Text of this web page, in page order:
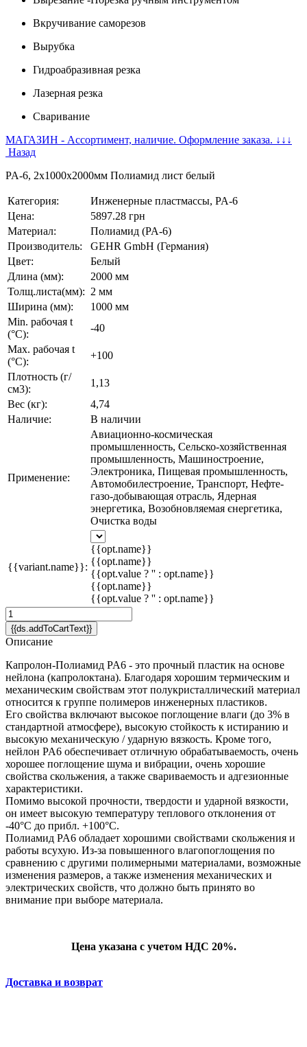
Вкручивание саморезов
Вырубка
Гидроабразивная резка
Лазерная резка
Сваривание
МАГАЗИН - Ассортимент, наличие. Оформление заказа. ↓↓↓
Назад
PA-6, 2х1000х2000мм Полиамид лист белый
Категория:
Инженерные пластмассы, PA-6
Цена:
5897.28 грн
Материал:
Полиамид (PA-6)
Производитель:
GEHR GmbH (Германия)
Цвет:
Белый
Длина (мм):
2000 мм
Толщ.листа(мм): 2 мм
Ширина (мм):
1000 мм
Min. рабочая t
(°C):
-40
Max. рабочая t
(°C):
+100
Плотность (г/
см3):
1,13
Вес (кг):
4,74
Наличие:
В наличии
Применение:
Авиационно-космическая
промышленность, Сельско-хозяйственная
промышленность, Машиностроение,
Электроника, Пищевая промышленность,
Автомобилестроение, Транспорт, Нефте-
газо-добывающая отрасль, Ядерная
энергетика, Возобновляемая єнергетика,
Очистка воды
{{variant.name}}:
{{opt.name}}
{{opt.name}}
{{opt.value ? '' : opt.name}}
{{opt.name}}
{{opt.value ? '' : opt.name}}
{{ds.addToCartText}}
Описание
Капролон-Полиамид PA6 - это прочный пластик на основе
нейлона (капролоктана). Благодаря хорошим термическим и
механическим свойствам этот полукристаллический материал
относится к группе полимеров инженерных пластиков.
Его свойства включают высокое поглощение влаги (до 3% в
стандартной атмосфере), высокую стойкость к истиранию и
высокую механическую / ударную вязкость. Кроме того,
нейлон PA6 обеспечивает отличную обрабатываемость, очень
хорошее поглощение шума и вибрации, очень хорошие
свойства скольжения, а также свариваемость и адгезионные
характеристики.
Помимо высокой прочности, твердости и ударной вязкости,
он имеет высокую температуру теплового отклонения от
-40°C до прибл. +100°С.
Полиамид PA6 обладает хорошими свойствами скольжения и
работы всухую. Из-за повышенного влагопоглощения по
сравнению с другими полимерными материалами, возможные
изменения размеров, а также изменения механических и
электрических свойств, что должно быть принято во
внимание при выборе материала.
Цена указана с учетом НДС 20%.
Доставка и возврат